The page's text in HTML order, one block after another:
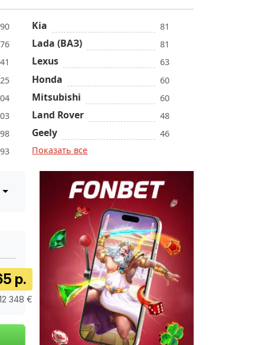
98
93
Kia 81
Lada (ВАЗ) 81
Lexus 63
Honda 60
Mitsubishi 60
Land Rover 48
Geely
46
Показать все
р.
348 €